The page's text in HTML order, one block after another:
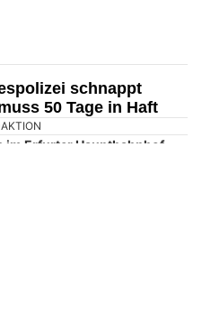
Autofahrerin (69)
weg